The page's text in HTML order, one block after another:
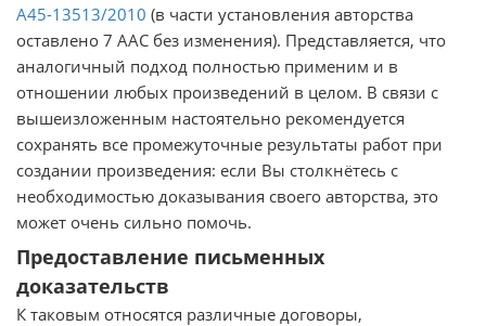
А45-13513/2010 (в части установления авторства
оставлено 7 ААС без изменения). Представляется, что
аналогичный подход полностью применим и в
отношении любых произведений в целом. В связи с
вышеизложенным настоятельно рекомендуется
сохранять все промежуточные результаты работ при
создании произведения: если Вы столкнётесь с
необходимостью доказывания своего авторства, это
может очень сильно помочь.
Предоставление письменных
доказательств
К таковым относятся различные договоры,